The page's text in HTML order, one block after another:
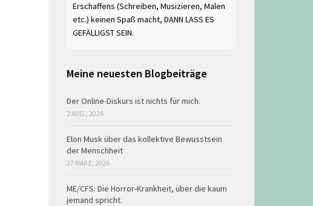
Erschaffens (Schreiben, Musizieren, Malen
etc.) keinen Spaß macht, DANN LASS ES
GEFÄLLIGST SEIN.
Meine neuesten Blogbeiträge
Der Online-Diskurs ist nichts für mich.
2 AUG., 2026
Elon Musk über das kollektive Bewusstsein
der Menschheit
27 MÄRZ, 2026
ME/CFS: Die Horror-Krankheit, über die kaum
jemand spricht.